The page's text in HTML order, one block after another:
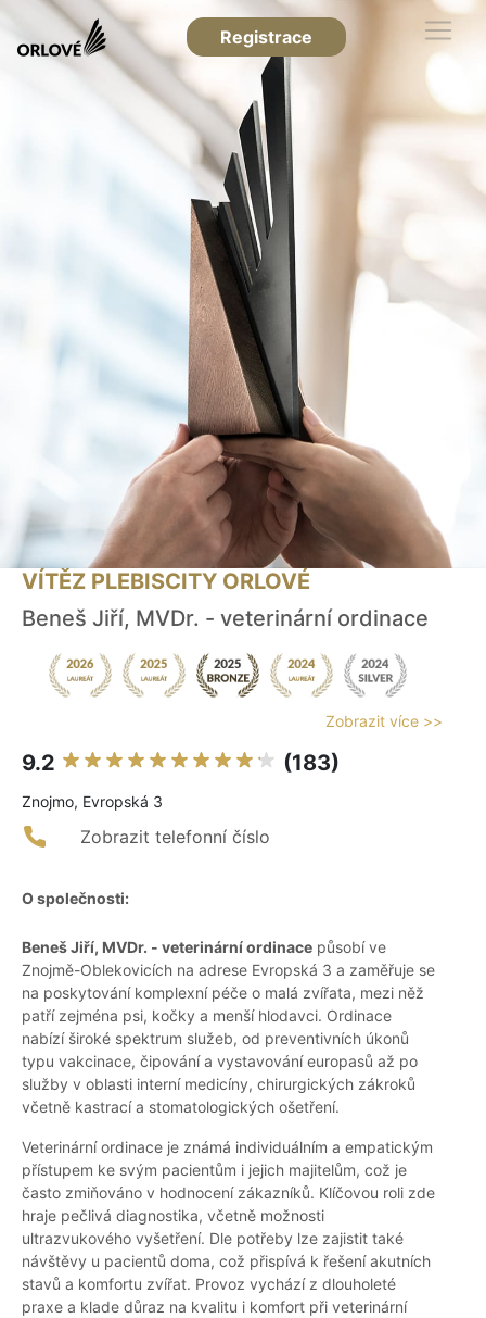
Registrace
VÍTĚZ PLEBISCITY ORLOVÉ
Beneš Jiří, MVDr. - veterinární ordinace
Zobrazit více >>
9.2 (183)
Znojmo, Evropská 3
Zobrazit telefonní číslo
O společnosti:
Beneš Jiří, MVDr. - veterinární ordinace působí ve
Znojmě-Oblekovicích na adrese Evropská 3 a zaměřuje se
na poskytování komplexní péče o malá zvířata, mezi něž
patří zejména psi, kočky a menší hlodavci. Ordinace
nabízí široké spektrum služeb, od preventivních úkonů
typu vakcinace, čipování a vystavování europasů až po
služby v oblasti interní medicíny, chirurgických zákroků
včetně kastrací a stomatologických ošetření.
Veterinární ordinace je známá individuálním a empatickým
přístupem ke svým pacientům i jejich majitelům, což je
často zmiňováno v hodnocení zákazníků. Klíčovou roli zde
hraje pečlivá diagnostika, včetně možnosti
ultrazvukového vyšetření. Dle potřeby lze zajistit také
návštěvy u pacientů doma, což přispívá k řešení akutních
stavů a komfortu zvířat. Provoz vychází z dlouholeté
praxe a klade důraz na kvalitu i komfort při veterinární